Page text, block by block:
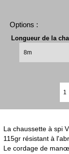
Options :
Longueur de la
La chaussette à spi
115gr résistant à
Le cordage de